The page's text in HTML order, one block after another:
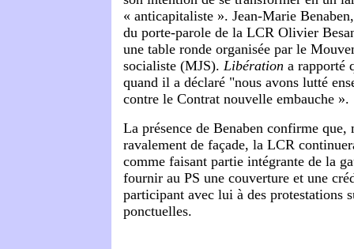
« anticapitaliste ». Jean-Marie
du porte-parole de la LCR Olivier
une table ronde organisée par le
socialiste (MJS). Libération a rapporté
quand il a déclaré "nous avons lutté
contre le Contrat nouvelle embauche ».
La présence de Benaben confirme que,
ravalement de façade, la LCR
comme faisant partie intégrante de la
fournir au PS une couverture et une
participant avec lui à des protestations
ponctuelles.